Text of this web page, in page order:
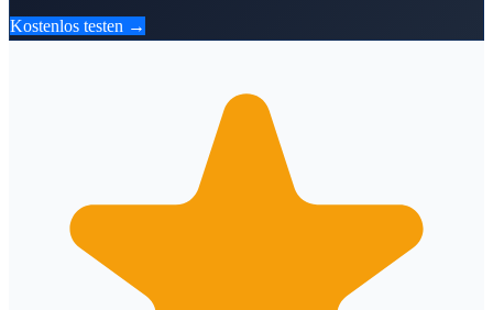
Kostenlos testen →